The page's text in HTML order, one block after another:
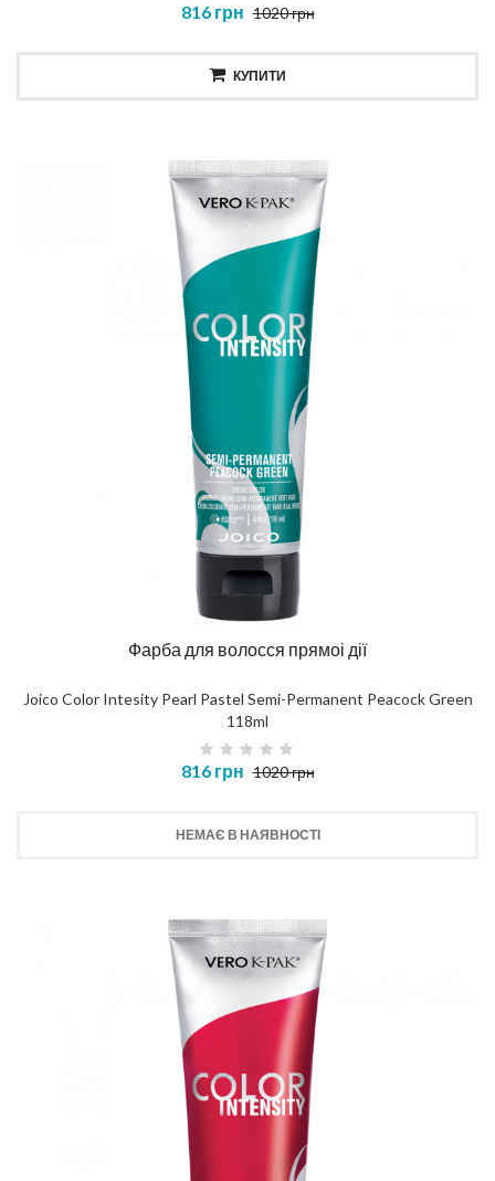
816 грн 1020 грн
КУПИТИ
Фарба для волосся прямоі дії
Joico Color Intesity Pearl Pastel Semi-Permanent Peacock Green
118ml
816 грн 1020 грн
НЕМАЄ В НАЯВНОСТІ